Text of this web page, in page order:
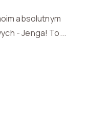
absolutnym
- Jenga! To...